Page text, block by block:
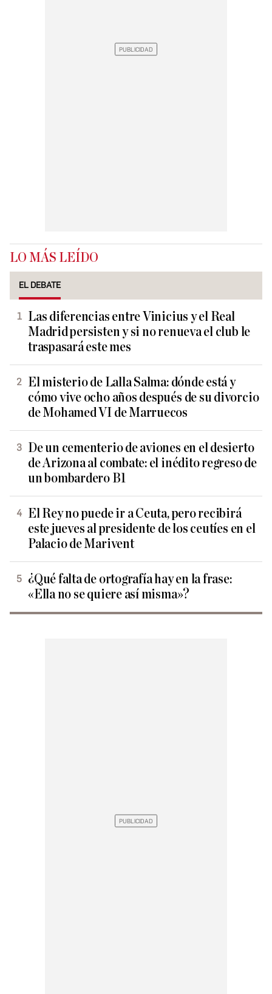
LO MÁS LEÍDO
EL DEBATE
Las diferencias entre Vinicius y el Real
Madrid persisten y si no renueva el club le
traspasará este mes
El misterio de Lalla Salma: dónde está y
cómo vive ocho años después de su divorcio
de Mohamed VI de Marruecos
De un cementerio de aviones en el desierto
de Arizona al combate: el inédito regreso de
un bombardero B1
El Rey no puede ir a Ceuta, pero recibirá
este jueves al presidente de los ceutíes en el
Palacio de Marivent
¿Qué falta de ortografía hay en la frase:
«Ella no se quiere así misma»?